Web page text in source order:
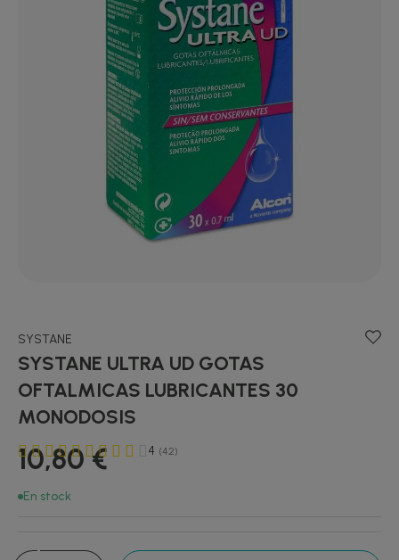
SYSTANE
SYSTANE ULTRA UD GOTAS
OFTALMICAS LUBRICANTES 30
MONODOSIS
10,80 € 4 (42)
En stock